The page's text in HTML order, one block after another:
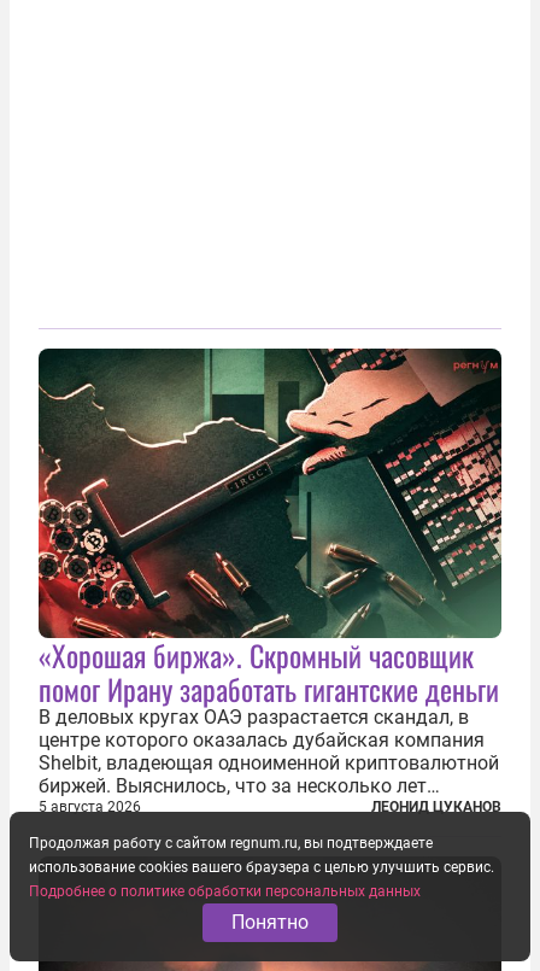
«Хорошая биржа». Скромный часовщик
помог Ирану заработать гигантские деньги
В деловых кругах ОАЭ разрастается скандал, в
центре которого оказалась дубайская компания
Shelbit, владеющая одноименной криптовалютной
биржей. Выяснилось, что за несколько лет
существования через Shelbit прошло не менее 4
млрд долларов в криптовалюте, принадлежащих
иранским чиновникам и силовикам...
5 августа 2026 ЛЕОНИД ЦУКАНОВ
Продолжая работу с сайтом regnum.ru, вы подтверждаете
использование cookies вашего браузера с целью улучшить сервис.
Подробнее о политике обработки персональных данных
Понятно